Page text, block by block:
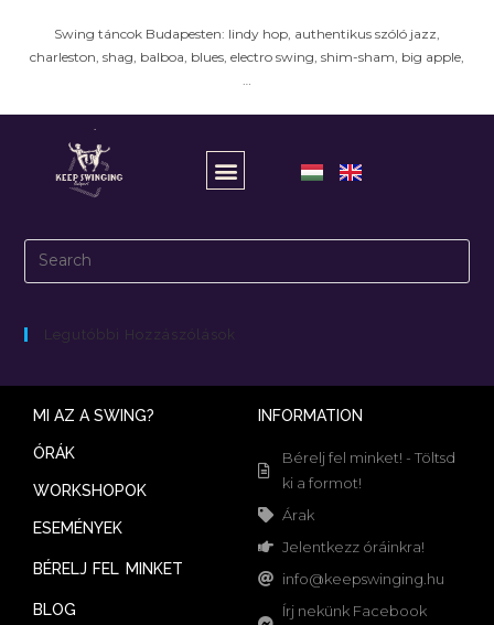
Swing táncok Budapesten: lindy hop, authentikus szóló jazz,
charleston, shag, balboa, blues, electro swing, shim-sham, big apple,
…
There aren't any posts currently published in this
category.
Legutóbbi Hozzászólások
MI AZ A SWING?
ÓRÁK
WORKSHOPOK
ESEMÉNYEK
BÉRELJ FEL MINKET
BLOG
INFORMATION
Bérelj fel minket! - Töltsd
ki a formot!
Árak
Jelentkezz óráinkra!
info@keepswinging.hu
Írj nekünk Facebook